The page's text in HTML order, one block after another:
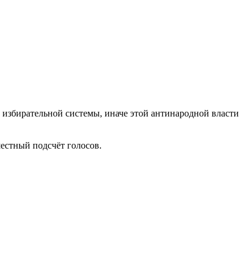
системы, иначе этой антинародной власти
подсчёт голосов.